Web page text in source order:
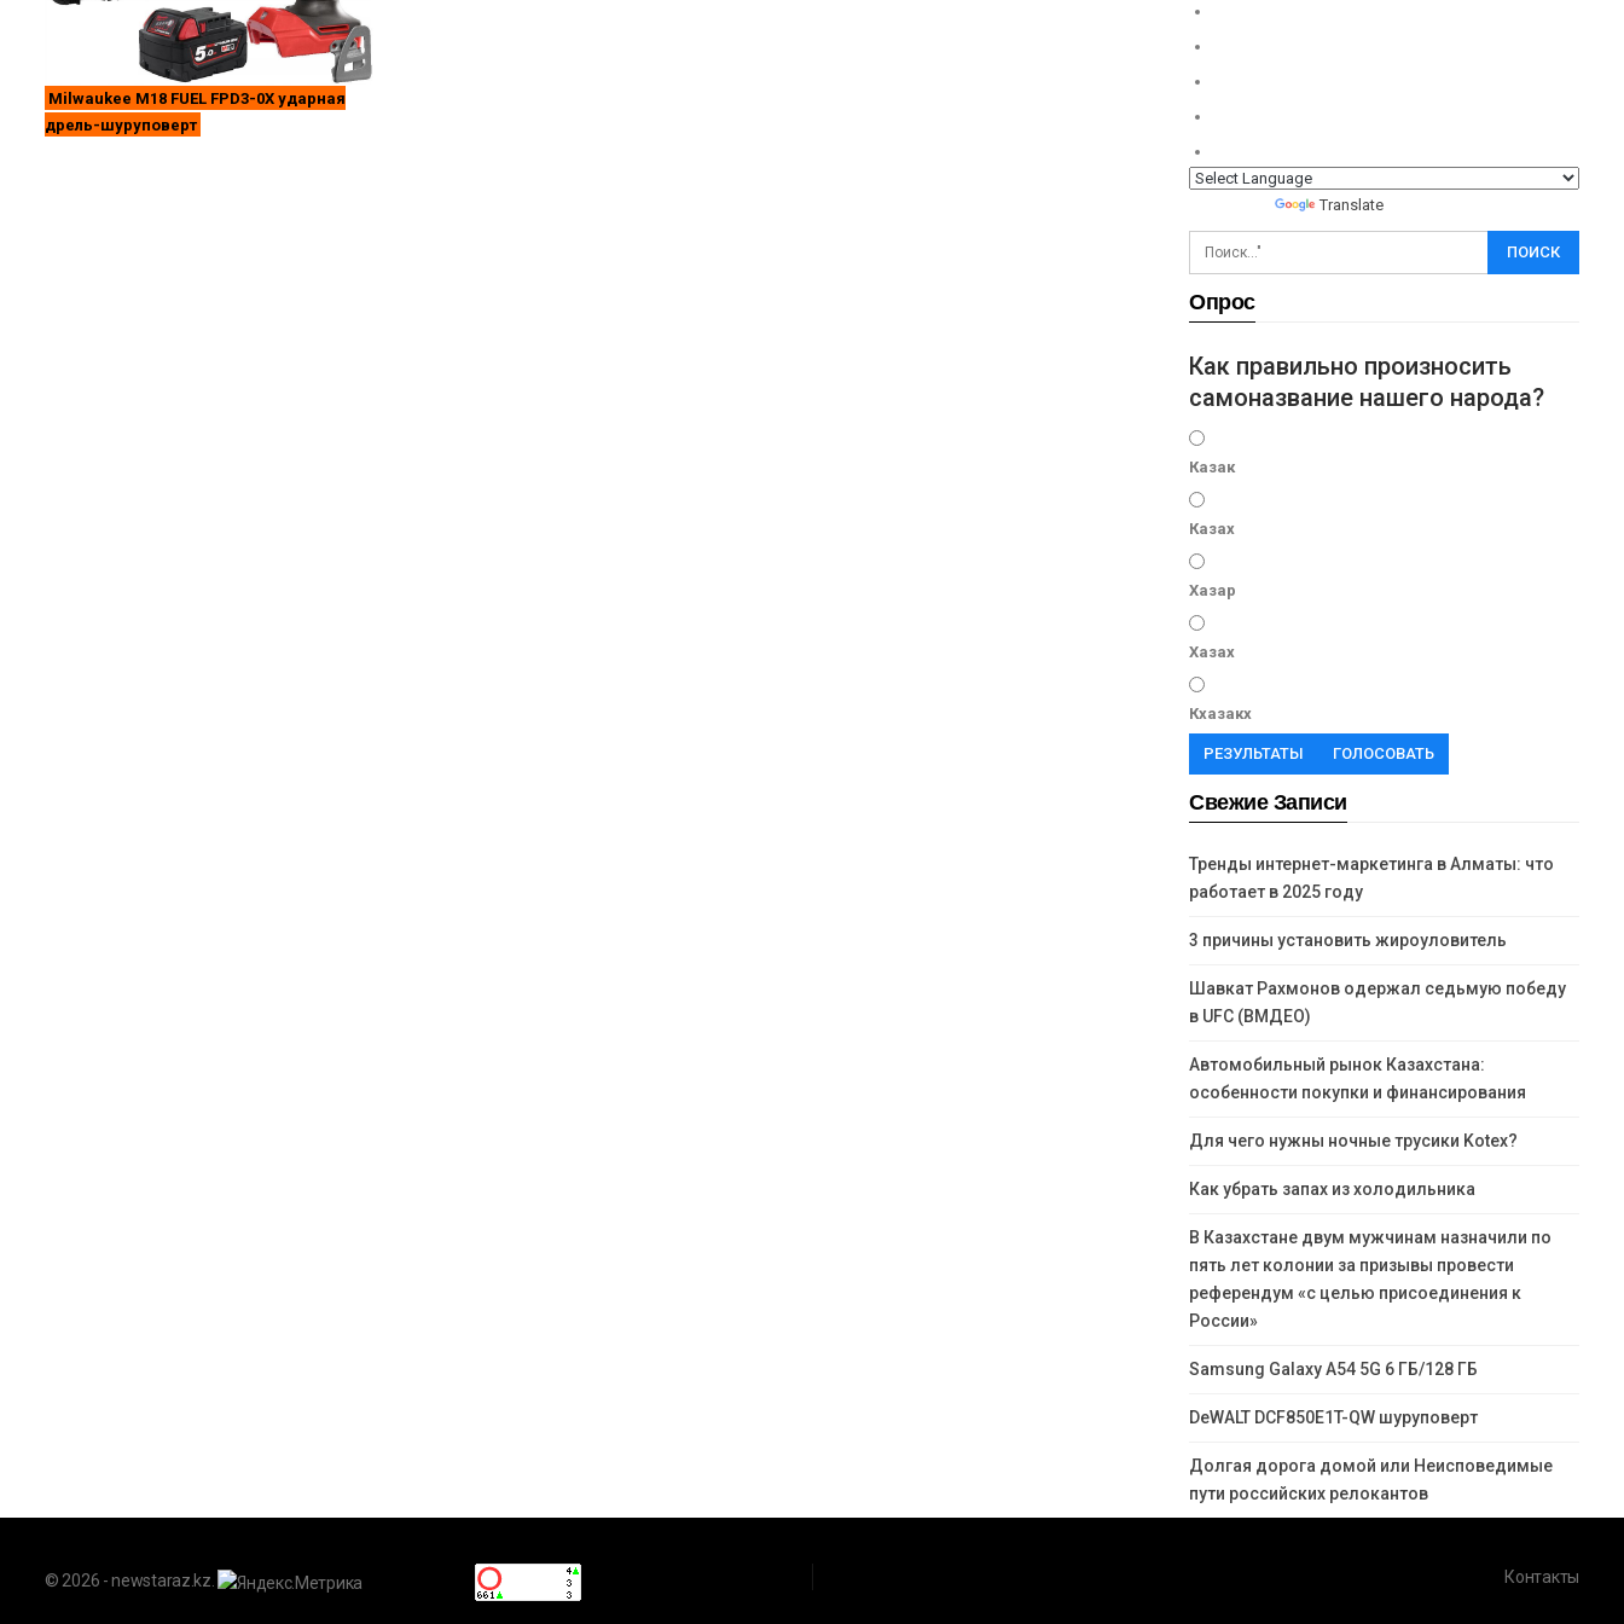
Powered by Translate
Опрос
Как правильно произносить
самоназвание нашего народа?
Казак
Казах
Хазар
Хазах
Кхазакх
РЕЗУЛЬТАТЫ ГОЛОСОВАТЬ
Свежие Записи
Тренды интернет-маркетинга в Алматы: что
работает в 2025 году
3 причины установить жироуловитель
Шавкат Рахмонов одержал седьмую победу
в UFC (ВМДЕО)
Автомобильный рынок Казахстана:
особенности покупки и финансирования
Для чего нужны ночные трусики Kotex?
Как убрать запах из холодильника
В Казахстане двум мужчинам назначили по
пять лет колонии за призывы провести
референдум «с целью присоединения к
России»
Samsung Galaxy A54 5G 6 ГБ/128 ГБ
DeWALT DCF850E1T-QW шуруповерт
Долгая дорога домой или Неисповедимые
пути российских релокантов
Milwaukee M18 FUEL FPD3-0X ударная
дрель-шуруповерт
© 2026 - newstaraz.kz. Контакты